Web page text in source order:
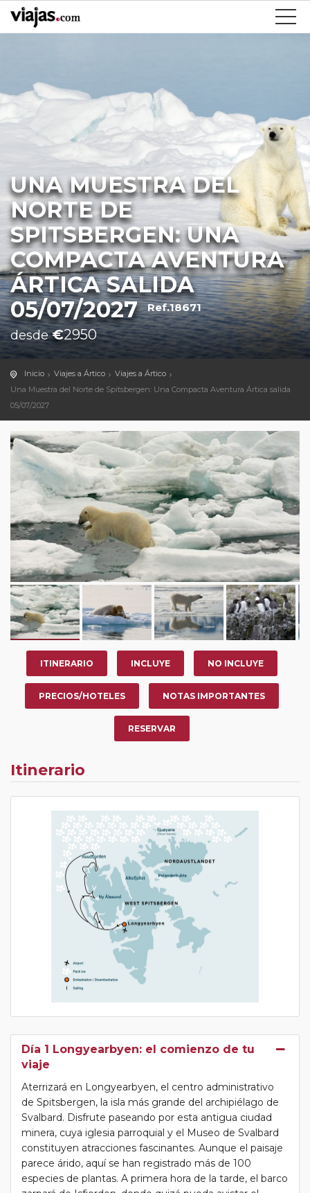
UNA MUESTRA DEL
NORTE DE
SPITSBERGEN: UNA
COMPACTA AVENTURA
ÁRTICA SALIDA
05/07/2027 Ref.18671
desde€2950
Inicio Viajes a Ártico
Viajes a Ártico
Una Muestra del Norte de Spitsbergen: Una Compacta Aventura Ártica salida
05/07/2027
ITINERARIO INCLUYE NO INCLUYE
PRECIOS/HOTELES NOTAS IMPORTANTES
RESERVAR
Itinerario
Día 1 Longyearbyen: el comienzo de tu
viaje
Aterrizará en Longyearbyen, el centro administrativo
de Spitsbergen, la isla más grande del archipiélago de
Svalbard. Disfrute paseando por esta antigua ciudad
minera, cuya iglesia parroquial y el Museo de Svalbard
constituyen atracciones fascinantes. Aunque el paisaje
parece árido, aquí se han registrado más de 100
especies de plantas. A primera hora de la tarde, el barco